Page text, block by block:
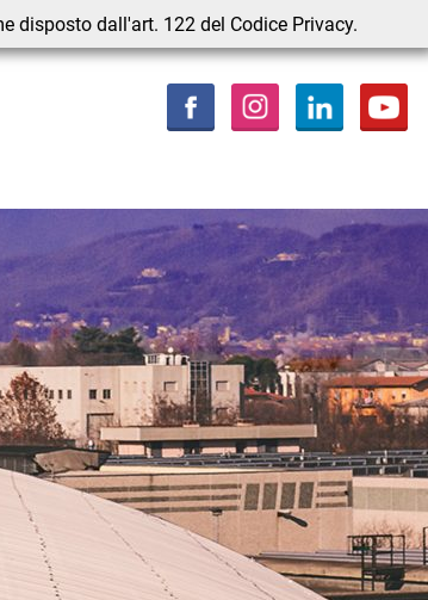
disposto dall'art. 122 del Codice Privacy.